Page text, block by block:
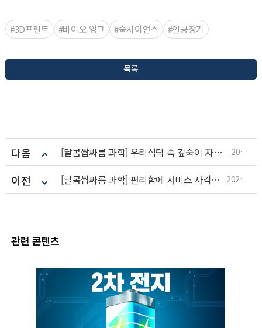
#3D프린트 #바이오 잉크 #숨사이언스 #인공장기
목록
다음 [달콤쌉싸름 과학] 우리식탁 속 깊숙이 자리잡은 GMO, 과연 괜찮을까? 유전자변형 농수산물 2023.06.02
이전 [달콤쌉싸름 과학] 편리함에 서비스 사각지대로 밀려난 디지털 소외 계층 2023.05.24
관련 콘텐츠